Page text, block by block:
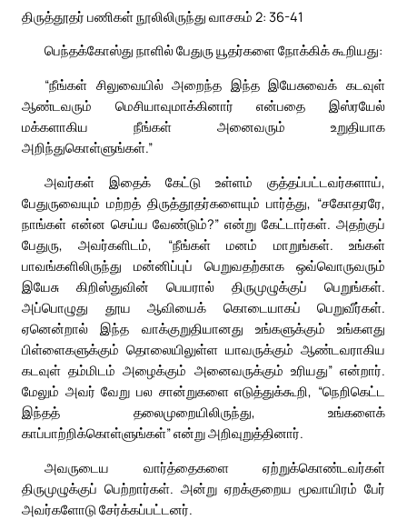
திருத்தூதர் பணிகள் நூலிலிருந்து வாசகம் 2: 36-41
பெந்தக்கோஸ்து நாளில் பேதுரு யூதர்களை நோக்கிக் கூறியது:
“நீங்கள் சிலுவையில் அறைந்த இந்த இயேசுவைக் கடவுள்
ஆண்டவரும் மெசியாவுமாக்கினார் என்பதை இஸ்ரயேல்
மக்களாகிய நீங்கள் அனைவரும் உறுதியாக
அறிந்துகொள்ளுங்கள்.”
அவர்கள் இதைக் கேட்டு உள்ளம் குத்தப்பட்டவர்களாய்,
பேதுருவையும் மற்றத் திருத்தூதர்களையும் பார்த்து, “சகோதரரே,
நாங்கள் என்ன செய்ய வேண்டும்?” என்று கேட்டார்கள். அதற்குப்
பேதுரு, அவர்களிடம், “நீங்கள் மனம் மாறுங்கள். உங்கள்
பாவங்களிலிருந்து மன்னிப்புப் பெறுவதற்காக ஒவ்வொருவரும்
இயேசு கிறிஸ்துவின் பெயரால் திருமுழுக்குப் பெறுங்கள்.
அப்பொழுது தூய ஆவியைக் கொடையாகப் பெறுவீர்கள்.
ஏனென்றால் இந்த வாக்குறுதியானது உங்களுக்கும் உங்களது
பிள்ளைகளுக்கும் தொலையிலுள்ள யாவருக்கும் ஆண்டவராகிய
கடவுள் தம்மிடம் அழைக்கும் அனைவருக்கும் உரியது” என்றார்.
மேலும் அவர் வேறு பல சான்றுகளை எடுத்துக்கூறி, “நெறிகெட்ட
இந்தத் தலைமுறையிலிருந்து, உங்களைக்
காப்பாற்றிக்கொள்ளுங்கள்” என்று அறிவுறுத்தினார்.
அவருடைய வார்த்தைகளை ஏற்றுக்கொண்டவர்கள்
திருமுழுக்குப் பெற்றார்கள். அன்று ஏறக்குறைய மூவாயிரம் பேர்
அவர்களோடு சேர்க்கப்பட்டனர்.